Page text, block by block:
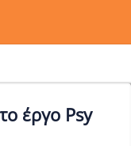
έργο Psy